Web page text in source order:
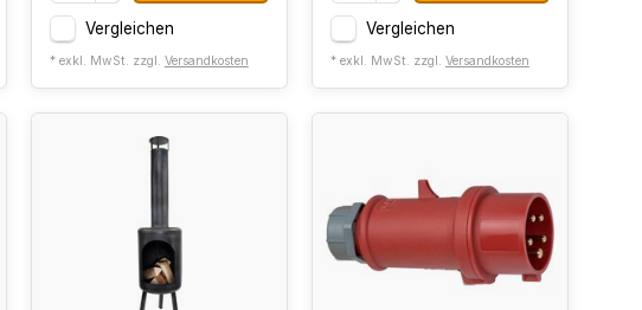
Vergleichen
* exkl. MwSt. zzgl. Versandkosten
Vergleichen
* exkl. MwSt. zzgl. Versandkosten